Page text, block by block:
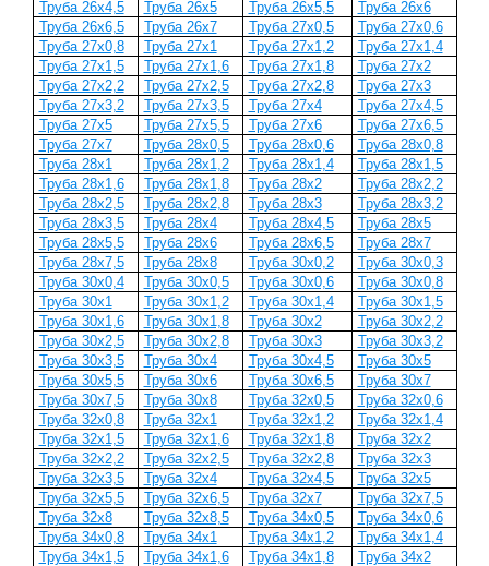
Труба 26х4,5 Труба 26х5 Труба 26х5,5
Труба 26х6
Труба 26х6,5
Труба 26х7 Труба 27x0,5
Труба 27x0,6
Труба 27x0,8
Труба 27x1 Труба 27x1,2
Труба 27x1,4
Труба 27x1,5
Труба 27x1,6 Труба 27x1,8
Труба 27x2
Труба 27x2,2
Труба 27х2,5 Труба 27х2,8
Труба 27х3
Труба 27х3,2
Труба 27х3,5 Труба 27х4
Труба 27х4,5
Труба 27х5
Труба 27х5,5 Труба 27х6
Труба 27х6,5
Труба 27х7
Труба 28x0,5 Труба 28x0,6
Труба 28x0,8
Труба 28x1
Труба 28x1,2 Труба 28x1,4
Труба 28x1,5
Труба 28x1,6
Труба 28x1,8 Труба 28x2
Труба 28x2,2
Труба 28х2,5
Труба 28х2,8 Труба 28х3
Труба 28х3,2
Труба 28х3,5
Труба 28х4 Труба 28х4,5
Труба 28х5
Труба 28х5,5
Труба 28х6 Труба 28х6,5
Труба 28х7
Труба 28х7,5
Труба 28х8 Труба 30x0,2
Труба 30x0,3
Труба 30x0,4
Труба 30x0,5 Труба 30x0,6
Труба 30x0,8
Труба 30x1
Труба 30x1,2 Труба 30x1,4
Труба 30x1,5
Труба 30x1,6
Труба 30x1,8 Труба 30x2
Труба 30x2,2
Труба 30х2,5
Труба 30x2,8 Труба 30х3
Труба 30х3,2
Труба 30х3,5
Труба 30х4 Труба 30х4,5
Труба 30х5
Труба 30х5,5
Труба 30х6 Труба 30x6,5
Труба 30x7
Труба 30х7,5
Труба 30х8 Труба 32x0,5
Труба 32x0,6
Труба 32x0,8
Труба 32x1 Труба 32x1,2
Труба 32x1,4
Труба 32x1,5
Труба 32x1,6 Труба 32x1,8
Труба 32x2
Труба 32x2,2
Труба 32х2,5 Труба 32х2,8
Труба 32х3
Труба 32х3,5
Труба 32х4 Труба 32х4,5
Труба 32х5
Труба 32х5,5
Труба 32х6,5 Труба 32х7
Труба 32х7,5
Труба 32х8
Труба 32х8,5 Труба 34x0,5
Труба 34x0,6
Труба 34x0,8
Труба 34x1 Труба 34x1,2
Труба 34x1,4
Труба 34x1,5
Труба 34x1,6 Труба 34x1,8
Труба 34x2